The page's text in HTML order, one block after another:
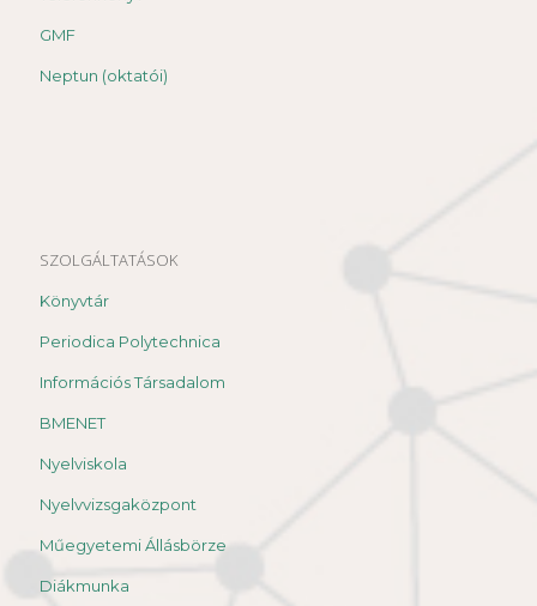
GMF
Neptun (oktatói)
SZOLGÁLTATÁSOK
Könyvtár
Periodica Polytechnica
Információs Társadalom
BMENET
Nyelviskola
Nyelvvizsgaközpont
Műegyetemi Állásbörze
Diákmunka